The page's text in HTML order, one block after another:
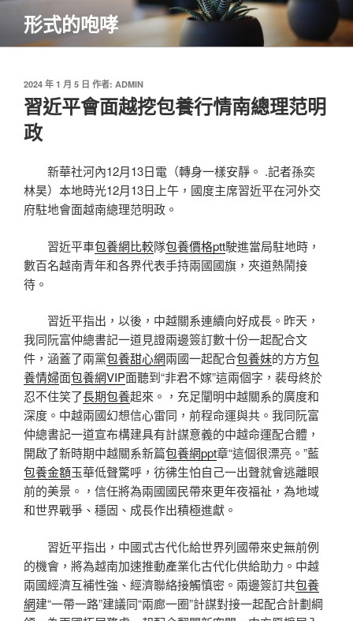
主
形式的咆哮
發
佈
於
2024 年 1 月 5 日 作者: ADMIN
習近平會面越挖包養行情南總理范明
政
新華社河內12月13日電（轉身一樣安靜。 .記者孫奕
林昊）本地時光12月13日上午，國度主席習近平在河外交
府駐地會面越南總理范明政。
習近平車包養網比較隊包養價格ptt駛進當局駐地時，
數百名越南青年和各界代表手持兩國國旗，夾道熱鬧接
待。
習近平指出，以後，中越關系連續向好成長。昨天，
我同阮富仲總書記一道見證兩邊簽訂數十份一起配合文
件，涵蓋了兩黨包養甜心網兩國一起配合包養妹的方方包
養情婦面包養網VIP面聽到“非君不嫁”這兩個字，裴母終於
忍不住笑了長期包養起來。，充足闡明中越關系的廣度和
深度。中越兩國幻想信心雷同，前程命運與共。我同阮富
仲總書記一道宣布構建具有計謀意義的中越命運配合體，
開啟了新時期中越關系新篇包養網ppt章“這個很漂亮。”藍
包養金額玉華低聲驚呼，彷彿生怕自己一出聲就會逃離眼
前的美景。，信任將為兩國國民帶來更年夜福祉，為地域
和世界戰爭、穩固、成長作出積極進獻。
習近平指出，中國式古代化給世界列國帶來史無前例
的機會，將為越南加速推動產業化古代化供給助力。中越
兩國經濟互補性強、經濟聯絡接觸慎密。兩邊簽訂共包養
網建“一帶一路”建議同“兩廊一圈”計謀對接一起配合計劃綱